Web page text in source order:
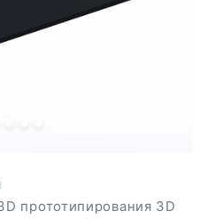
прототипирования 3D